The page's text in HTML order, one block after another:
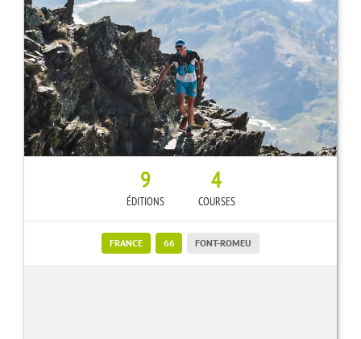
9
ÉDITIONS
4
COURSES
FRANCE 66 FONT-ROMEU